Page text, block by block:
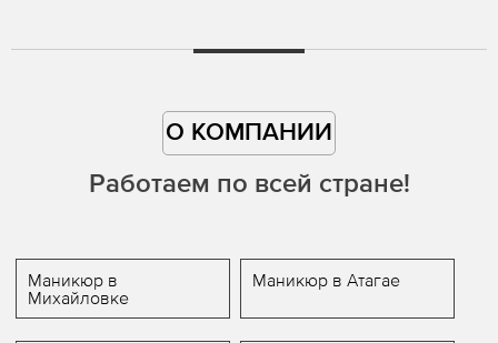
О КОМПАНИИ
Работаем по всей стране!
Маникюр в
Михайловке
Маникюр в Атагае